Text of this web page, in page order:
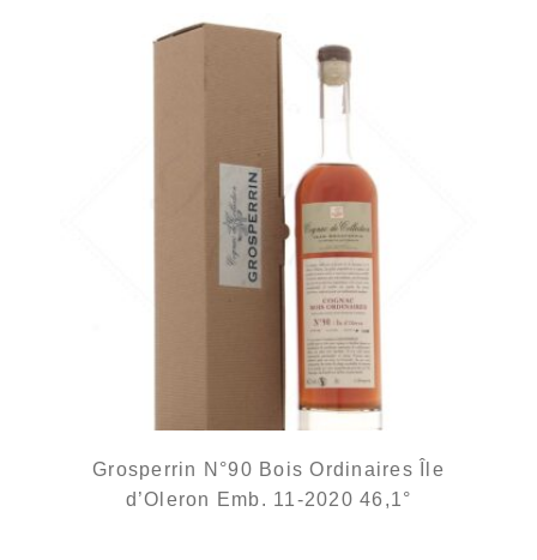
Grosperrin N°90 Bois Ordinaires Île
d’Oleron Emb. 11-2020 46,1°